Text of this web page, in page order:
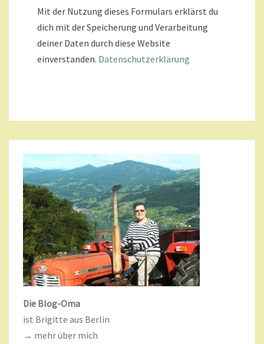
Mit der Nutzung dieses Formulars erklärst du
dich mit der Speicherung und Verarbeitung
deiner Daten durch diese Website
einverstanden. Datenschutzerklärung
Die Blog-Oma
ist Brigitte aus Berlin
→ mehr über mich